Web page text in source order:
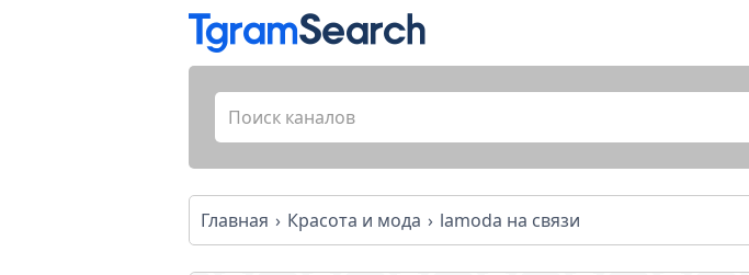
Главная Красота и мода lamoda на связи